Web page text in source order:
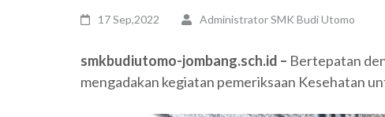
17 Sep,2022 Administrator SMK Budi Utomo
smkbudiutomo-jombang.sch.id – Bertepatan
mengadakan kegiatan pemeriksaan Kesehatan